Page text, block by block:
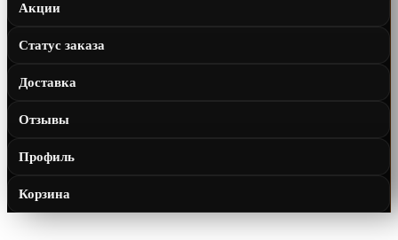
Акции
Статус заказа
Доставка
Отзывы
Профиль
Корзина